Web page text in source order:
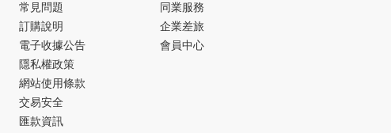
常見問題
訂購說明
電子收據公告
隱私權政策
網站使用條款
交易安全
匯款資訊
同業服務
企業差旅
會員中心